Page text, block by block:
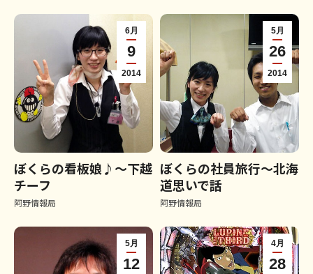
6月
9
2014
ぼくらの看板娘♪～下越
チーフ
阿野情報局
5月
26
2014
ぼくらの社員旅行～北海
道思いで話
阿野情報局
5月
12
4月
28